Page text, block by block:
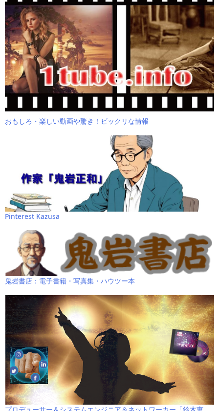
おもしろ・楽しい動画や驚き！ビックリな情報
Pinterest Kazusa
鬼岩書店：電子書籍・写真集・ハウツー本